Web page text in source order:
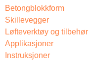
Betongblokkform
Skillevegger
Løfteverktøy og tilbehør
Applikasjoner
Instruksjoner